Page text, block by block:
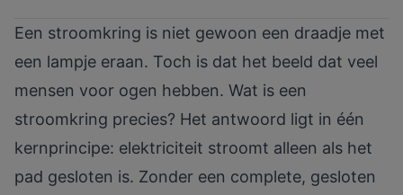
Een stroomkring is niet gewoon een draadje met
een lampje eraan. Toch is dat het beeld dat veel
mensen voor ogen hebben. Wat is een
stroomkring precies? Het antwoord ligt in één
kernprincipe: elektriciteit stroomt alleen als het
pad gesloten is. Zonder een complete, gesloten